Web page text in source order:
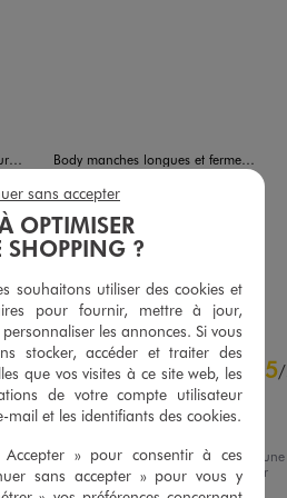
3) Body manches longues et fermeture devant croisée bébé (lot de 3)
5/5 de moyenne
AJOUTER AU PANIER
5/
Avis vérifié et récompensé
Top 👌
Avis du17/06/2026
, suite à une
expérience du29/05/2026
par
Valerie B.
OPTIMISER
SHOPPING ?
souhaitons utiliser des cookies et
pour fournir, mettre à jour,
les annonces. Si vous
stocker, accéder et traiter des
que vos visites à ce site web, les
de votre compte utilisateur
mail et les identifiants des cookies.
» pour consentir à ces
sans accepter » pour vous y
sans accepter